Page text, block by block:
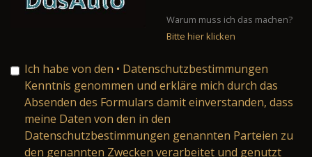
Warum muss ich das machen?
Bitte hier klicken
Ich habe von den • Datenschutzbestimmungen
Kenntnis genommen und erkläre mich durch das
Absenden des Formulars damit einverstanden, dass
meine Daten von den in den
Datenschutzbestimmungen genannten Parteien zu
den genannten Zwecken verarbeitet und genutzt